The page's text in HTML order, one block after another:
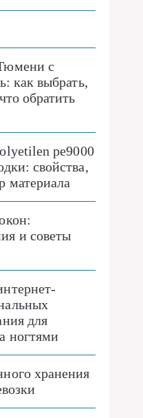
с
как выбрать,
обратить
pe9000
свойства,
материала
и советы
для
ногтями
хранения